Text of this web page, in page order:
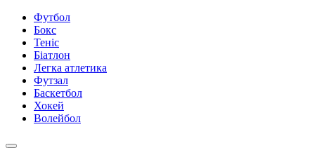
Футбол
Бокс
Теніс
Біатлон
Легка атлетика
Футзал
Баскетбол
Хокей
Волейбол